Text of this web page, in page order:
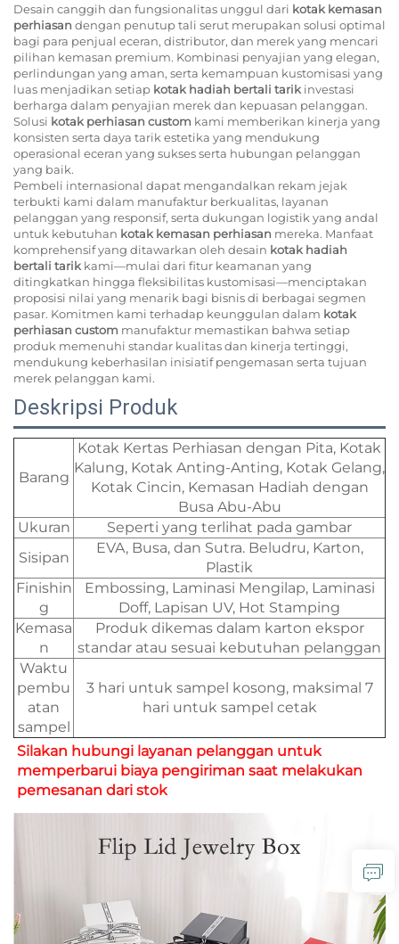
Desain canggih dan fungsionalitas unggul dari kotak kemasan
perhiasan dengan penutup tali serut merupakan solusi optimal
bagi para penjual eceran, distributor, dan merek yang mencari
pilihan kemasan premium. Kombinasi penyajian yang elegan,
perlindungan yang aman, serta kemampuan kustomisasi yang
luas menjadikan setiap kotak hadiah bertali tarik investasi
berharga dalam penyajian merek dan kepuasan pelanggan.
Solusi kotak perhiasan custom kami memberikan kinerja yang
konsisten serta daya tarik estetika yang mendukung
operasional eceran yang sukses serta hubungan pelanggan
yang baik.
Pembeli internasional dapat mengandalkan rekam jejak
terbukti kami dalam manufaktur berkualitas, layanan
pelanggan yang responsif, serta dukungan logistik yang andal
untuk kebutuhan kotak kemasan perhiasan mereka. Manfaat
komprehensif yang ditawarkan oleh desain kotak hadiah
bertali tarik kami—mulai dari fitur keamanan yang
ditingkatkan hingga fleksibilitas kustomisasi—menciptakan
proposisi nilai yang menarik bagi bisnis di berbagai segmen
pasar. Komitmen kami terhadap keunggulan dalam kotak
perhiasan custom manufaktur memastikan bahwa setiap
produk memenuhi standar kualitas dan kinerja tertinggi,
mendukung keberhasilan inisiatif pengemasan serta tujuan
merek pelanggan kami.
Deskripsi Produk
Barang
Kotak Kertas Perhiasan dengan Pita, Kotak
Kalung, Kotak Anting-Anting, Kotak Gelang,
Kotak Cincin, Kemasan Hadiah dengan
Busa Abu-Abu
Ukuran
Seperti yang terlihat pada gambar
Sisipan
EVA, Busa, dan Sutra. Beludru, Karton,
Plastik
Finishin
g
Embossing, Laminasi Mengilap, Laminasi
Doff, Lapisan UV, Hot Stamping
Kemasa
n
Produk dikemas dalam karton ekspor
standar atau sesuai kebutuhan pelanggan
Waktu
pembu
atan
sampel
3 hari untuk sampel kosong, maksimal 7
hari untuk sampel cetak
Silakan hubungi layanan pelanggan untuk
memperbarui biaya pengiriman saat melakukan
pemesanan dari stok